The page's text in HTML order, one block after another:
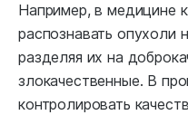
Например, в медицине
распознавать опухоли
разделяя их на
злокачественные. В
контролировать